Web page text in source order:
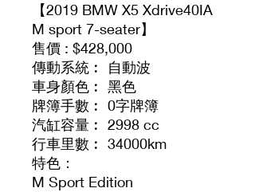
【2019 BMW X5 Xdrive40IA
M sport 7-seater】
售價 : $428,000
傳動系統︰ 自動波
車身顏色︰ 黑色
牌簿手數︰ 0字牌簿
汽缸容量︰ 2998 cc
行車里數︰ 34000km
特色：
M Sport Edition